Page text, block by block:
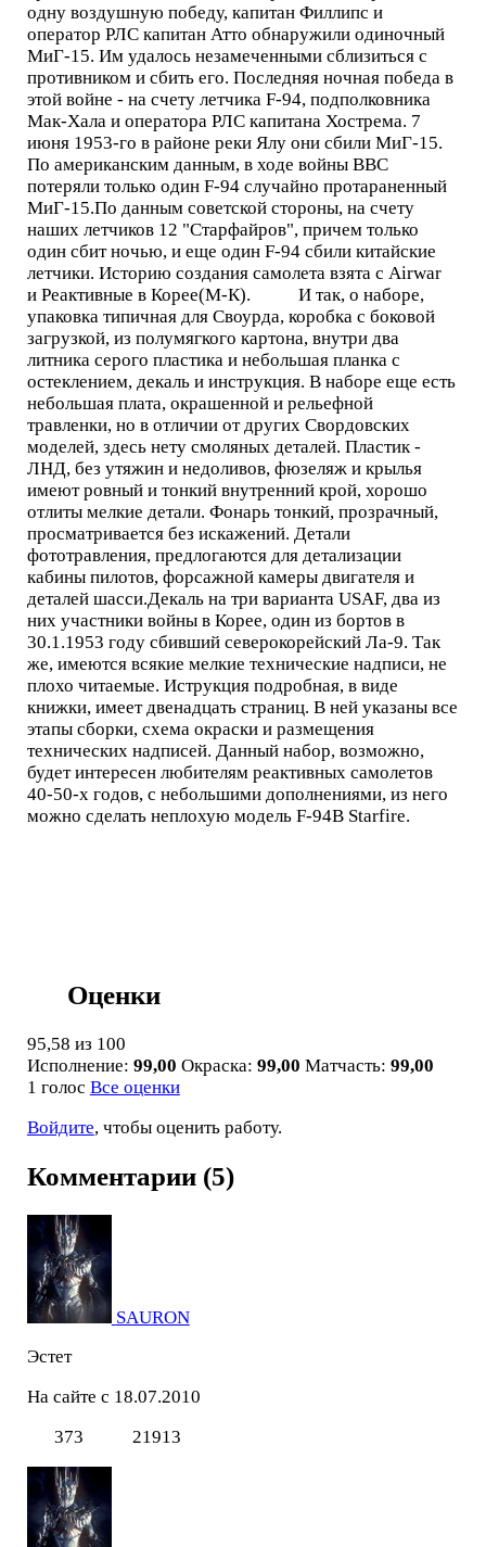
одну воздушную победу, капитан Филлипс и
оператор РЛС капитан Атто обнаружили одиночный
МиГ-15. Им удалось незамеченными сблизиться с
противником и сбить его. Последняя ночная победа в
этой войне - на счету летчика F-94, подполковника
Мак-Хала и оператора РЛС капитана Хострема. 7
июня 1953-го в районе реки Ялу они сбили МиГ-15.
По американским данным, в ходе войны ВВС
потеряли только один F-94 случайно протараненный
МиГ-15.По данным советской стороны, на счету
наших летчиков 12 "Старфайров", причем только
один сбит ночью, и еще один F-94 сбили китайские
летчики. Историю создания самолета взята с Airwar
и Реактивные в Корее(М-К). И так, о наборе,
упаковка типичная для Своурда, коробка с боковой
загрузкой, из полумягкого картона, внутри два
литника серого пластика и небольшая планка с
остеклением, декаль и инструкция. В наборе еще есть
небольшая плата, окрашенной и рельефной
травленки, но в отличии от других Свордовских
моделей, здесь нету смоляных деталей. Пластик -
ЛНД, без утяжин и недоливов, фюзеляж и крылья
имеют ровный и тонкий внутренний крой, хорошо
отлиты мелкие детали. Фонарь тонкий, прозрачный,
просматривается без искажений. Детали
фототравления, предлогаются для детализации
кабины пилотов, форсажной камеры двигателя и
деталей шасси.Декаль на три варианта USAF, два из
них участники войны в Корее, один из бортов в
30.1.1953 году сбивший северокорейский Ла-9. Так
же, имеются всякие мелкие технические надписи, не
плохо читаемые. Иструкция подробная, в виде
книжки, имеет двенадцать страниц. В ней указаны все
этапы сборки, схема окраски и размещения
технических надписей. Данный набор, возможно,
будет интересен любителям реактивных самолетов
40-50-х годов, с небольшими дополнениями, из него
можно сделать неплохую модель F-94B Starfire.
Оценки
95,58 из 100
Исполнение: 99,00 Окраска: 99,00 Матчасть: 99,00
1 голос Все оценки
Войдите, чтобы оценить работу.
Комментарии (5)
SAURON
Эстет
На сайте с 18.07.2010
373
21913